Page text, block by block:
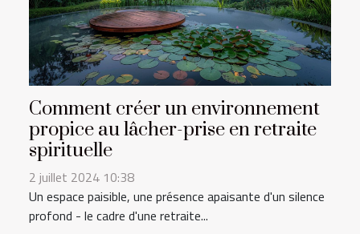
Comment créer un environnement
propice au lâcher-prise en retraite
spirituelle
2 juillet 2024 10:38
Un espace paisible, une présence apaisante d'un silence
profond - le cadre d'une retraite...